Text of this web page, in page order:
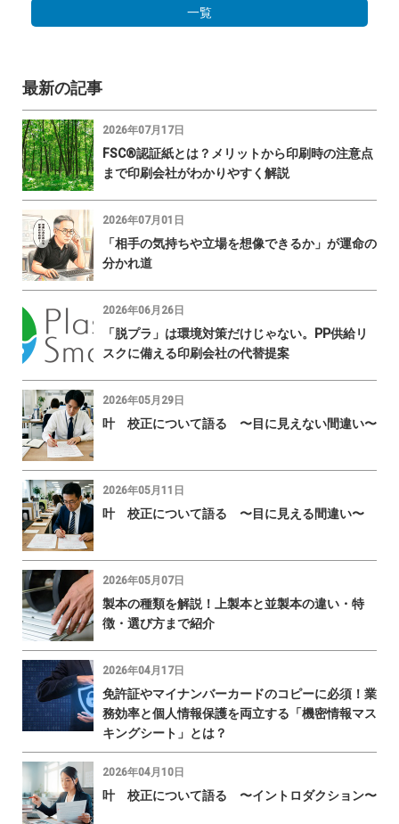
一覧
最新の記事
2026年07月17日
FSC®認証紙とは？メリットから印刷時の注意点
まで印刷会社がわかりやすく解説
2026年07月01日
「相手の気持ちや立場を想像できるか」が運命の
分かれ道
2026年06月26日
「脱プラ」は環境対策だけじゃない。PP供給リ
スクに備える印刷会社の代替提案
2026年05月29日
叶 校正について語る 〜目に見えない間違い〜
2026年05月11日
叶 校正について語る 〜目に見える間違い〜
2026年05月07日
製本の種類を解説！上製本と並製本の違い・特
徴・選び方まで紹介
2026年04月17日
免許証やマイナンバーカードのコピーに必須！業
務効率と個人情報保護を両立する「機密情報マス
キングシート」とは？
2026年04月10日
叶 校正について語る 〜イントロダクション〜